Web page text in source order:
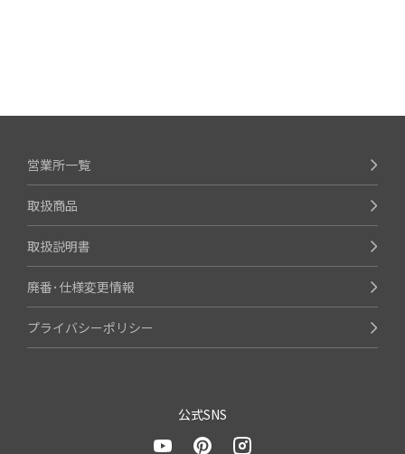
営業所一覧
取扱商品
取扱説明書
廃番･仕様変更情報
プライバシーポリシー
公式SNS